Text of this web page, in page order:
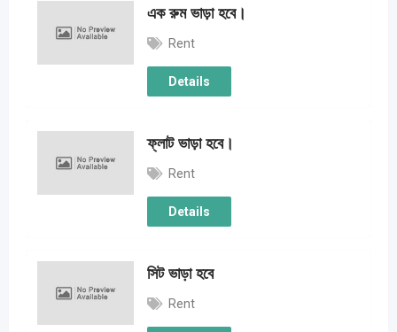
এক রুম ভাড়া হবে।
Rent
Details
ফ্লাট ভাড়া হবে।
Rent
Details
সিট ভাড়া হবে
Rent